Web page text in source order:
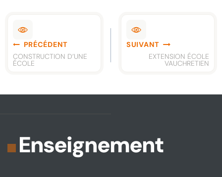
Navigation
dePRÉCÉDENT
CONSTRUCTION D’UNE
ÉCOLE
SUIVANT
EXTENSION ÉCOLE
VAUCHRETIEN
Enseignement